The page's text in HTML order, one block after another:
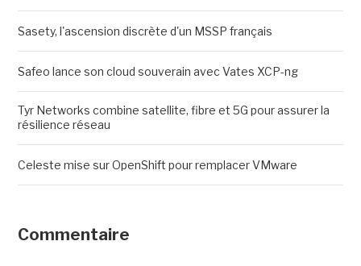
Sasety, l'ascension discrète d'un MSSP français
Safeo lance son cloud souverain avec Vates XCP-ng
Tyr Networks combine satellite, fibre et 5G pour assurer la
résilience réseau
Celeste mise sur OpenShift pour remplacer VMware
Commentaire